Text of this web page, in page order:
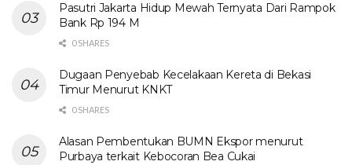
Pasutri Jakarta Hidup Mewah Ternyata Dari Rampok
Bank Rp 194 M
0 SHARES
Dugaan Penyebab Kecelakaan Kereta di Bekasi
Timur Menurut KNKT
0 SHARES
Alasan Pembentukan BUMN Ekspor menurut
Purbaya terkait Kebocoran Bea Cukai